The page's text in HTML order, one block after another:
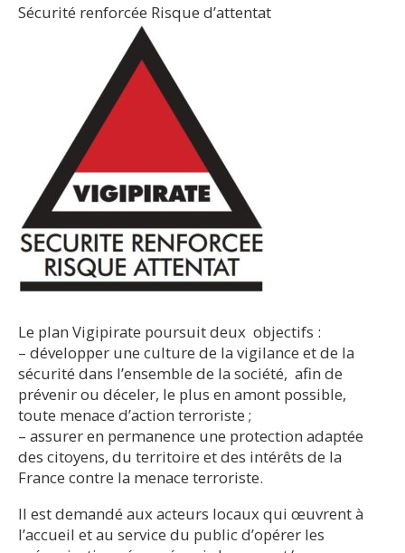
Sécurité renforcée Risque d’attentat
Le plan Vigipirate poursuit deux objectifs :
– développer une culture de la vigilance et de la
sécurité dans l’ensemble de la société, afin de
prévenir ou déceler, le plus en amont possible,
toute menace d’action terroriste ;
– assurer en permanence une protection adaptée
des citoyens, du territoire et des intérêts de la
France contre la menace terroriste.
Il est demandé aux acteurs locaux qui œuvrent à
l’accueil et au service du public d’opérer les